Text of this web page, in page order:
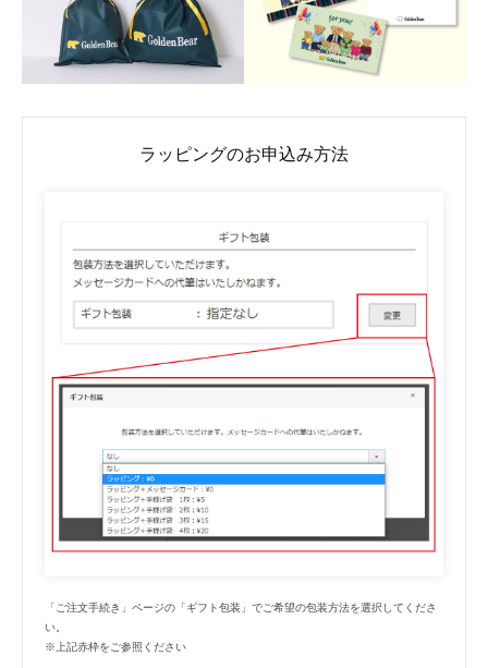
ラッピングのお申込み方法
「ご注文手続き」ページの「ギフト包装」でご希望の包装方法を選択してくださ
い。
※上記赤枠をご参照ください